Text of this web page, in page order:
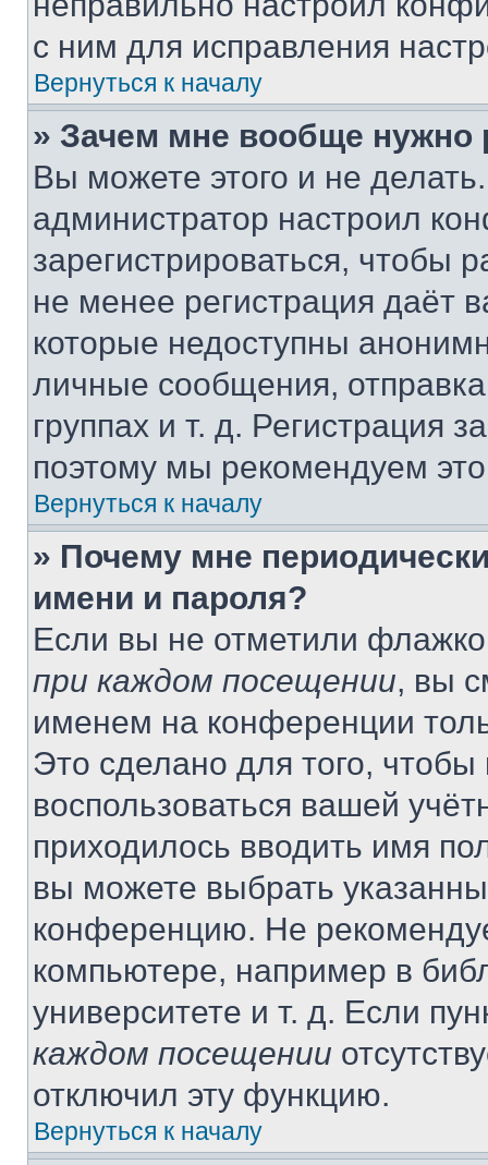
с ним для исправления
Вернуться к началу
» Зачем мне вообще нужно
Вы можете этого и не
администратор настроил
зарегистрироваться, чтобы
не менее регистрация даёт
которые недоступны
личные сообщения,
группах и т. д. Регистрация
поэтому мы рекомендуем
Вернуться к началу
» Почему мне
имени и пароля?
Если вы не отметили
при каждом посещении, вы
именем на конференции
Это сделано для того, чтобы
воспользоваться вашей
приходилось вводить имя
вы можете выбрать
конференцию. Не
компьютере, например в
университете и т. д. Если
каждом посещении
отключил эту функцию.
Вернуться к началу